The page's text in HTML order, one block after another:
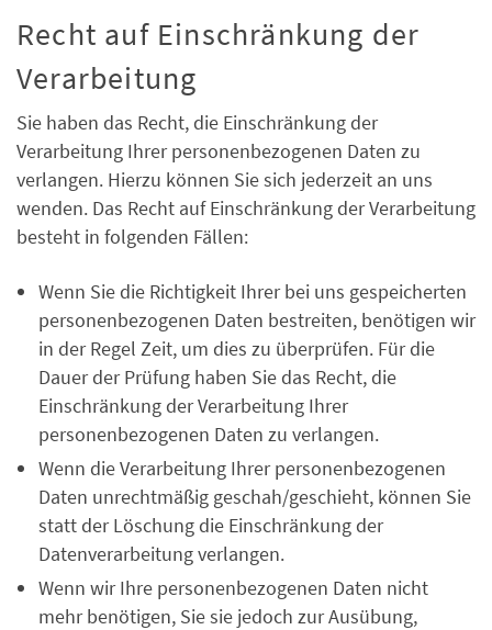
Recht auf Einschränkung der
Verarbeitung
Sie haben das Recht, die Einschränkung der
Verarbeitung Ihrer personenbezogenen Daten zu
verlangen. Hierzu können Sie sich jederzeit an uns
wenden. Das Recht auf Einschränkung der Verarbeitung
besteht in folgenden Fällen:
Wenn Sie die Richtigkeit Ihrer bei uns gespeicherten
personenbezogenen Daten bestreiten, benötigen wir
in der Regel Zeit, um dies zu überprüfen. Für die
Dauer der Prüfung haben Sie das Recht, die
Einschränkung der Verarbeitung Ihrer
personenbezogenen Daten zu verlangen.
Wenn die Verarbeitung Ihrer personenbezogenen
Daten unrechtmäßig geschah/geschieht, können Sie
statt der Löschung die Einschränkung der
Datenverarbeitung verlangen.
Wenn wir Ihre personenbezogenen Daten nicht
mehr benötigen, Sie sie jedoch zur Ausübung,